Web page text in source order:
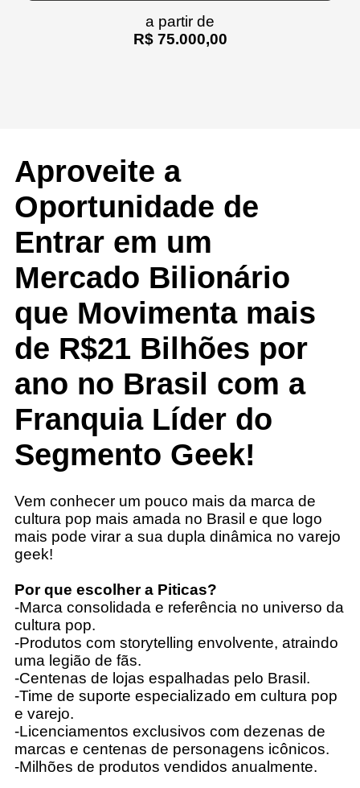
a partir de
R$ 75.000,00
Aproveite a
Oportunidade de
Entrar em um
Mercado Bilionário
que Movimenta mais
de R$21 Bilhões por
ano no Brasil com a
Franquia Líder do
Segmento Geek!
Vem conhecer um pouco mais da marca de
cultura pop mais amada no Brasil e que logo
mais pode virar a sua dupla dinâmica no varejo
geek!
Por que escolher a Piticas?
-Marca consolidada e referência no universo da
cultura pop.
-Produtos com storytelling envolvente, atraindo
uma legião de fãs.
-Centenas de lojas espalhadas pelo Brasil.
-Time de suporte especializado em cultura pop
e varejo.
-Licenciamentos exclusivos com dezenas de
marcas e centenas de personagens icônicos.
-Milhões de produtos vendidos anualmente.